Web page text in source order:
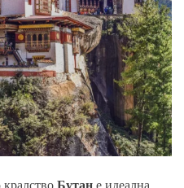
Бутан е идеална